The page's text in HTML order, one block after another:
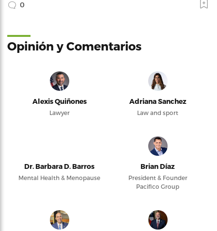
0
Opinión y Comentarios
Alexis Quiñones
Lawyer
Adriana Sanchez
Law and sport
Dr. Barbara D. Barros
Mental Health & Menopause
Brian Díaz
President & Founder
Pacifico Group